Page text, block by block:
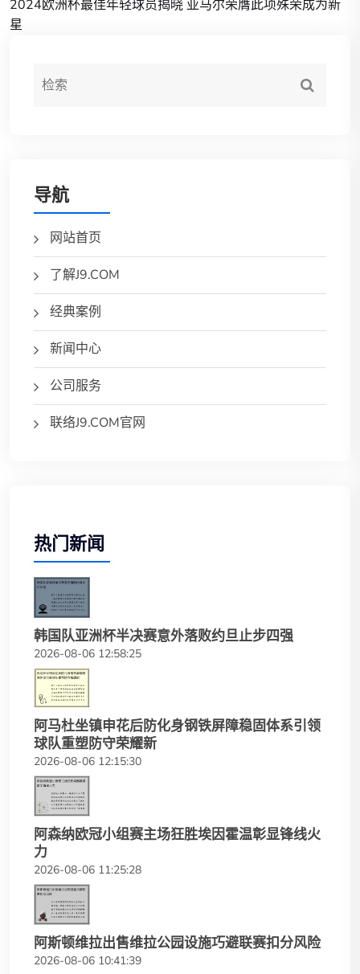
2024欧洲杯最佳年轻球员揭晓 亚马尔荣膺此项殊荣成为新
星
导航
网站首页
了解J9.COM
经典案例
新闻中心
公司服务
联络J9.COM官网
热门新闻
韩国队亚洲杯半决赛意外落败约旦止步四强
2026-08-06 12:58:25
阿马杜坐镇申花后防化身钢铁屏障稳固体系引领
球队重塑防守荣耀新
2026-08-06 12:15:30
阿森纳欧冠小组赛主场狂胜埃因霍温彰显锋线火
力
2026-08-06 11:25:28
阿斯顿维拉出售维拉公园设施巧避联赛扣分风险
2026-08-06 10:41:39